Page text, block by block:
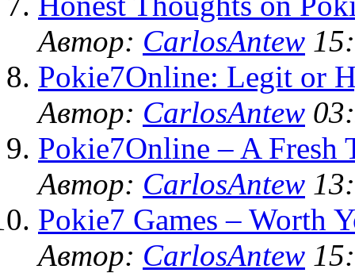
Автор: CarlosAntew
Pokie7Online: Legit or
Автор: CarlosAntew
Pokie7Online – A Fresh
Автор: CarlosAntew
Pokie7 Games – Worth
Автор: CarlosAntew